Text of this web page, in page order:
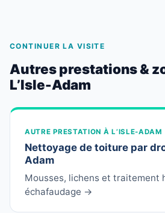
CONTINUER LA VISITE
Autres prestations &
L’Isle-Adam
AUTRE PRESTATION À L’ISLE-ADAM
Nettoyage de toiture par
Adam
Mousses, lichens et traitement
échafaudage →